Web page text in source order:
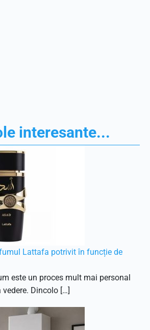
interesante...
Lattafa potrivit în funcție de
este un proces mult mai personal
Dincolo […]